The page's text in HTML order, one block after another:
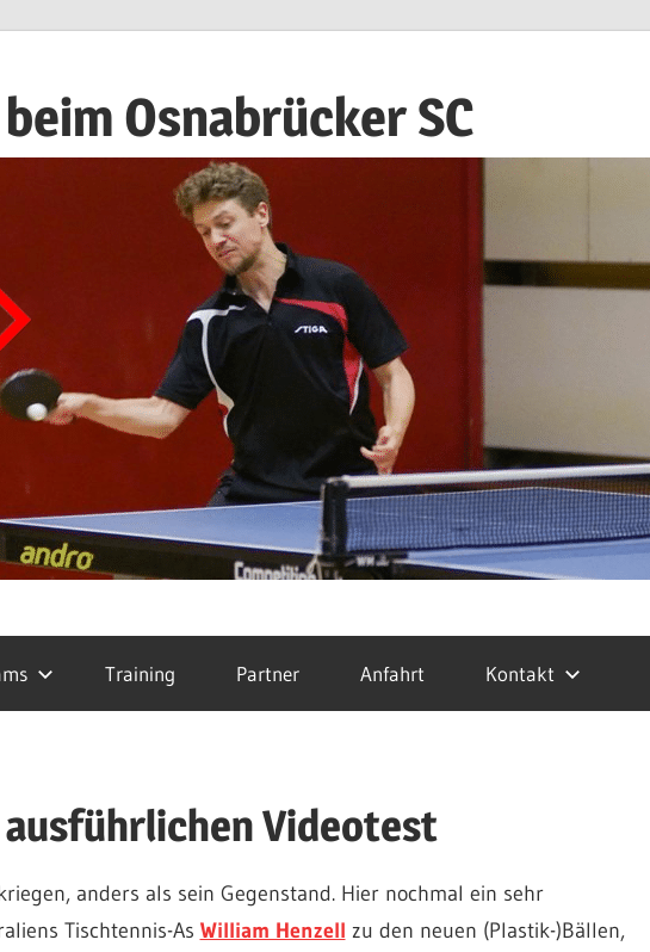
Osnabrücker SC
Training Partner Anfahrt Kontakt
ausführlichen Videotest
anders als sein Gegenstand. Hier nochmal ein sehr
Tischtennis-As William Henzell zu den neuen (Plastik-)Bällen,